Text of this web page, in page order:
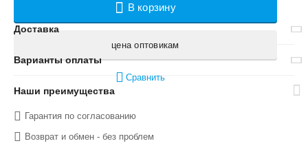
В корзину
цена оптовикам
Сравнить
Доставка
Варианты оплаты
Наши преимущества
Гарантия по согласованию
Возврат и обмен - без проблем